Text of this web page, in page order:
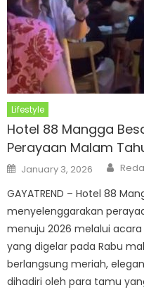
Lifestyle
Hotel 88 Mangga
Perayaan Malam
Posted
on
January 3, 2026
GAYATREND – Hotel 88
menyelenggarakan
menuju 2026 melalui acara
yang digelar pada Rabu
berlangsung meriah,
dihadiri oleh para tamu